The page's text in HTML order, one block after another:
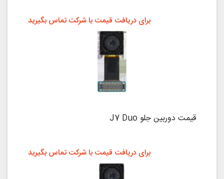
قیمت دوربین جلو J7 Duo
برای دریافت قیمت با شرکت تماس بگیرید
برای دریافت قیمت با شرکت تماس بگیرید